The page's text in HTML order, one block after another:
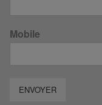
Mobile
ENVOYER